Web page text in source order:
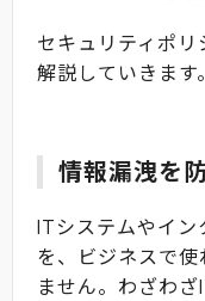
セキュリティポ
解説していきます。
情報漏洩を
ITシステムやイン
を、ビジネスで
ません。わざわ